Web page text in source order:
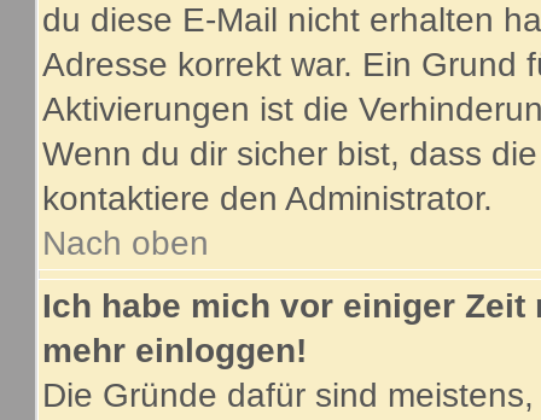
du diese E-Mail nicht erhalten
Adresse korrekt war. Ein Grund
Aktivierungen ist die
Wenn du dir sicher bist, dass
kontaktiere den Administrator.
Nach oben
Ich habe mich vor einiger
mehr einloggen!
Die Gründe dafür sind